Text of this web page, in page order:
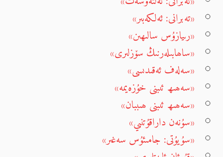
«تەبرانى: ئەلكەبىر»
«رىيازۇس سالىھىن»
«ساھابىلەرنىڭ سۆزلىرى»
«سەلەف ئەقىدىسى»
«سەھىھ ئىبنى خۇزەيمە»
«سەھىھ ئىبنى ھىببان»
«سۇنەن داراقۇتنىي»
«سۇيۇتى: جامىئۇس سەغىر»